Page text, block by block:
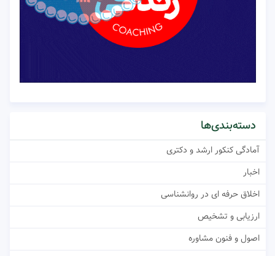
دسته‌بندی‌ها
آمادگی کنکور ارشد و دکتری
اخبار
اخلاق حرفه ای در روانشناسی
ارزیابی و تشخیص
اصول و فنون مشاوره